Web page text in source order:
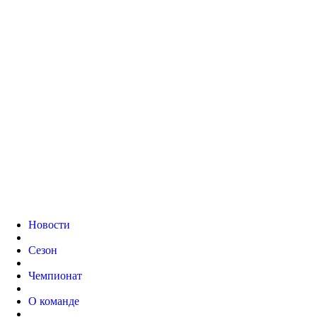
Новости
Сезон
Чемпионат
О команде